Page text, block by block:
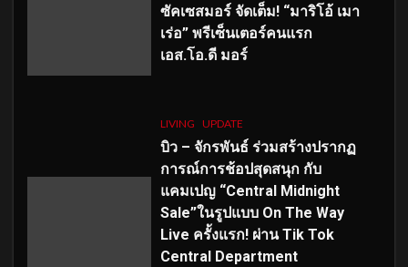
ซัคเซสมอร์ จัดเต็ม! “มาริโอ้ เมา
เร่อ” พรีเซ็นเตอร์คนแรก
เอส.โอ.ดี มอร์
LIVING UPDATE
บิว – จักรพันธ์ ร่วมสร้างปรากฏ
การณ์การช้อปสุดสนุก กับ
แคมเปญ “Central Midnight
Sale”ในรูปแบบ On The Way
Live ครั้งแรก! ผ่าน Tik Tok
Central Department